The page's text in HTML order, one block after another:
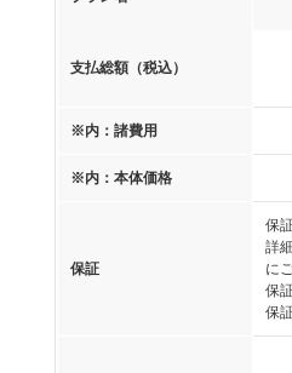
支払総額（税込）
※内：諸費用
※内：本体価格
保証
保
詳
に
保
保